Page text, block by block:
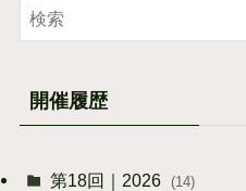
開催履歴
第18回｜2026 (14)